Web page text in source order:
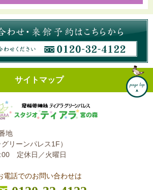
サイトマップ
地
リーンパレス1F）
定休日／火曜日
電話でのお問い合わせは